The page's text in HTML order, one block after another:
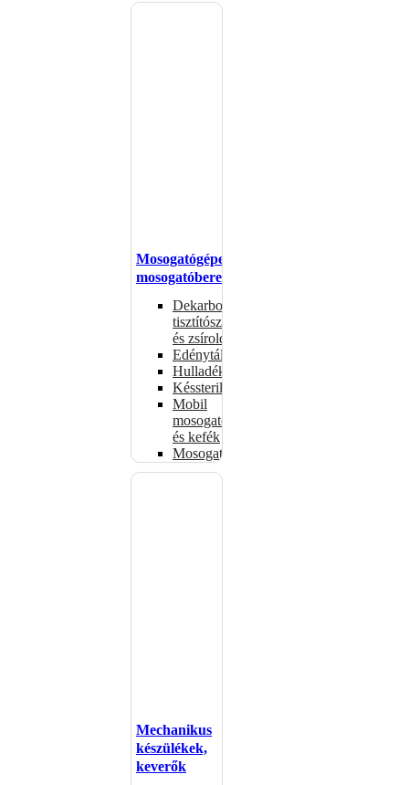
Mosogatógépek,
mosogatóberendezések
Dekarbonizáló
tisztítószerek
és zsíroldók
Edénytálcák
Hulladékdarálók
Késsterilizátorok
Mobil
mosogatók
és kefék
Mosogatógépkosarak
Mechanikus
készülékek,
keverők